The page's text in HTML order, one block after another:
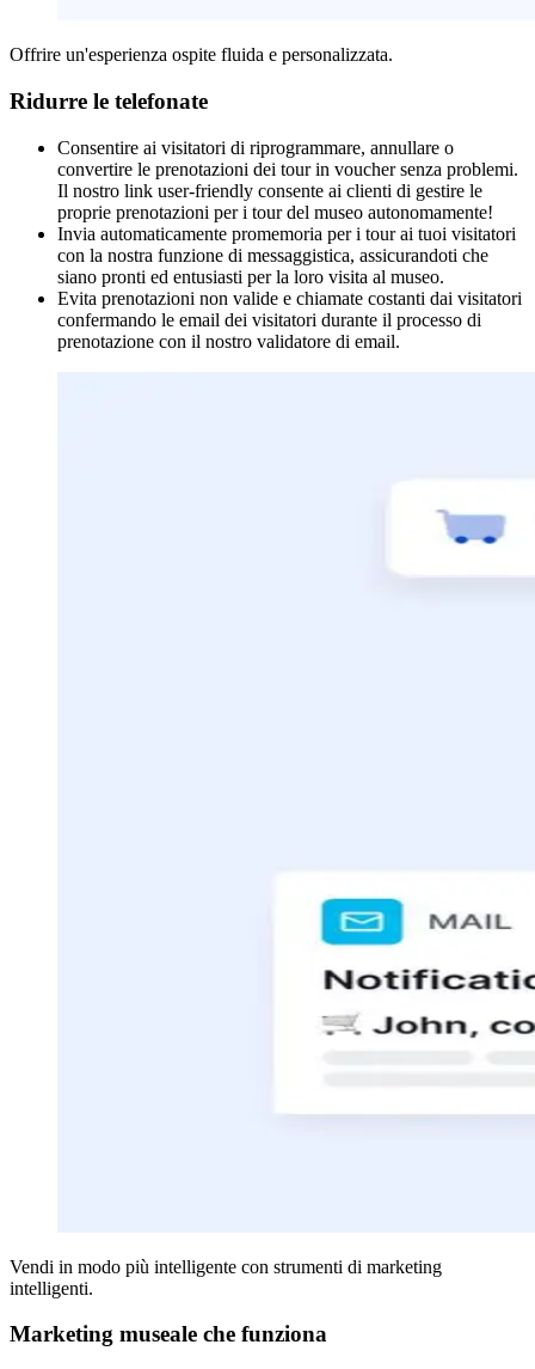
Offrire un'esperienza ospite fluida e personalizzata.
Ridurre le telefonate
Consentire ai visitatori di riprogrammare, annullare o
convertire le prenotazioni dei tour in voucher senza problemi.
Il nostro link user-friendly consente ai clienti di gestire le
proprie prenotazioni per i tour del museo autonomamente!
Invia automaticamente promemoria per i tour ai tuoi visitatori
con la nostra funzione di messaggistica, assicurandoti che
siano pronti ed entusiasti per la loro visita al museo.
Evita prenotazioni non valide e chiamate costanti dai visitatori
confermando le email dei visitatori durante il processo di
prenotazione con il nostro validatore di email.
Vendi in modo più intelligente con strumenti di marketing
intelligenti.
Marketing museale che funziona